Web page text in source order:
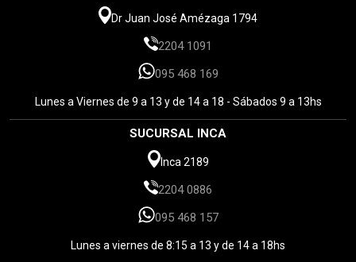
Dr Juan José Amézaga 1794
2204 1091
095 468 169
Lunes a Viernes de 9 a 13 y de 14 a 18 - Sábados 9 a 13hs
SUCURSAL INCA
Inca 2189
2204 0886
095 468 157
Lunes a viernes de 8:15 a 13 y de 14 a 18hs